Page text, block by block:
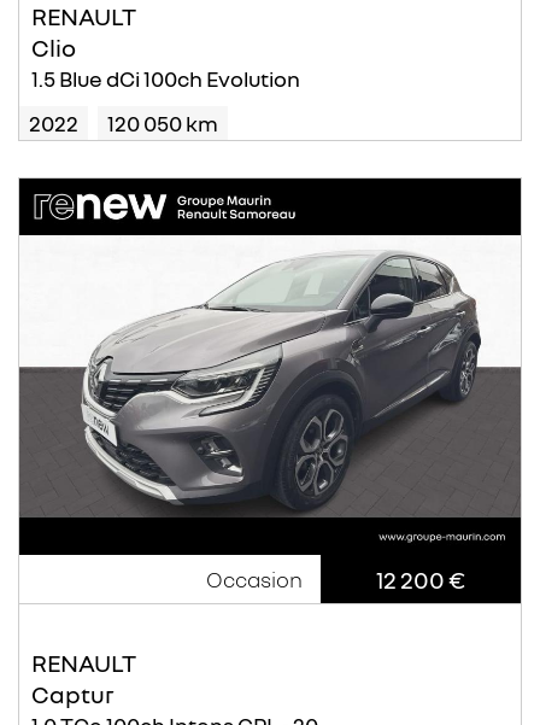
RENAULT
Clio
1.5 Blue dCi 100ch Evolution
2022
120 050 km
Occasion 12 200 €
RENAULT
Captur